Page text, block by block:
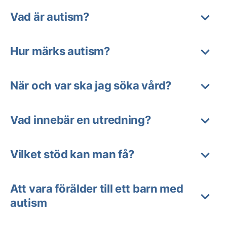
Vad är autism?
Hur märks autism?
När och var ska jag söka vård?
Vad innebär en utredning?
Vilket stöd kan man få?
Att vara förälder till ett barn med
autism